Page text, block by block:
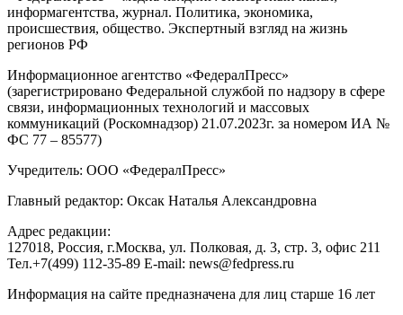
информагентства, журнал. Политика, экономика,
происшествия, общество. Экспертный взгляд на жизнь
регионов РФ
Информационное агентство «ФедералПресс»
(зарегистрировано Федеральной службой по надзору в сфере
связи, информационных технологий и массовых
коммуникаций (Роскомнадзор) 21.07.2023г. за номером ИА №
ФС 77 – 85577)
Учредитель: ООО «ФедералПресс»
Главный редактор: Оксак Наталья Александровна
Адрес редакции:
127018, Россия, г.Москва, ул. Полковая, д. 3, стр. 3, офис 211
Тел.+7(499) 112-35-89 E-mail: news@fedpress.ru
Информация на сайте предназначена для лиц старше 16 лет